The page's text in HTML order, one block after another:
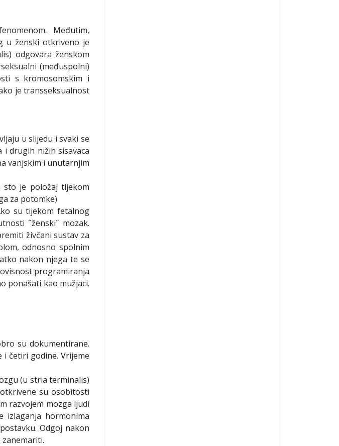
Međutim,
u ženski otkriveno je
odgovara ženskom
(međuspolni)
s kromosomskim i
je transseksualnost
u slijedu i svaki se
i drugih nižih sisavaca
vanjskim i unutarnjim
sto je položaj tijekom
za potomke)
su tijekom fetalnog
˝ženski˝ mozak.
živčani sustav za
odnosno spolnim
nakon njega te se
programiranja
ponašati kao mužjaci.
su dokumentirane.
i četiri godine. Vrijeme
(u stria terminalis)
su osobitosti
razvojem mozga ljudi
izlaganja hormonima
Odgoj nakon